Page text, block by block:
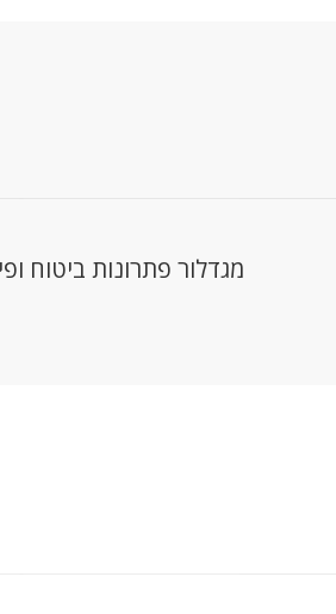
מגדלור פתרונות ביטוח ופיננסיים קיימת מ - 2011,